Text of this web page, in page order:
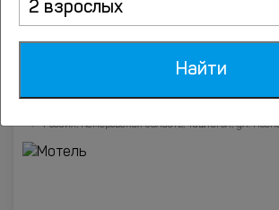
Посмотрите
Мотель
Россия, Кемеровская область, Таштагол, ул.
2 взрослых
Найти